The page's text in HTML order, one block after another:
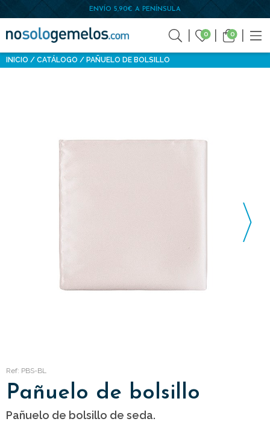
ENVÍO 5,90€ A PENÍNSULA
0 0
INICIO CATÁLOGO PAÑUELO DE BOLSILLO
Ref: PBS-BL
Pañuelo de bolsillo
Pañuelo de bolsillo de seda.